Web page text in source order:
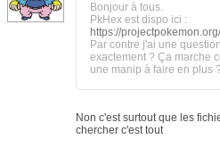
Bonjour à tous.
PkHex est dispo ici :
https://
Par contre j'ai une
exactement ? Ça marche
une manip à faire en plus ?
Non c'est surtout que les
chercher c'est tout